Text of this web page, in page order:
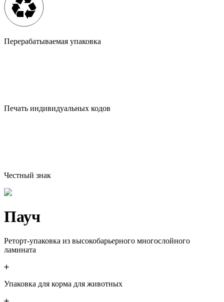
Перерабатываемая упаковка
Печать индивидуальных кодов
Честный знак
Пауч
Реторт-упаковка из высокобарьерного многослойного
ламината
Упаковка для корма для животных